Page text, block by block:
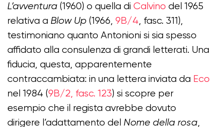
L’avventura (1960) o quella di Calvino del 1965
relativa a Blow Up (1966, 9B/4, fasc. 311),
testimoniano quanto Antonioni si sia spesso
affidato alla consulenza di grandi letterati. Una
fiducia, questa, apparentemente
contraccambiata: in una lettera inviata da Eco
nel 1984 (9B/2, fasc. 123) si scopre per
esempio che il regista avrebbe dovuto
dirigere l’adattamento del Nome della rosa,